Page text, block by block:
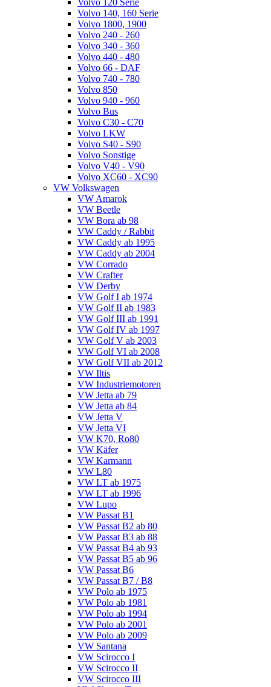
Volvo 120 Serie
Volvo 140, 160 Serie
Volvo 1800, 1900
Volvo 240 - 260
Volvo 340 - 360
Volvo 440 - 480
Volvo 66 - DAF
Volvo 740 - 780
Volvo 850
Volvo 940 - 960
Volvo Bus
Volvo C30 - C70
Volvo LKW
Volvo S40 - S90
Volvo Sonstige
Volvo V40 - V90
Volvo XC60 - XC90
VW Volkswagen
VW Amarok
VW Beetle
VW Bora ab 98
VW Caddy / Rabbit
VW Caddy ab 1995
VW Caddy ab 2004
VW Corrado
VW Crafter
VW Derby
VW Golf I ab 1974
VW Golf II ab 1983
VW Golf III ab 1991
VW Golf IV ab 1997
VW Golf V ab 2003
VW Golf VI ab 2008
VW Golf VII ab 2012
VW Iltis
VW Industriemotoren
VW Jetta ab 79
VW Jetta ab 84
VW Jetta V
VW Jetta VI
VW K70, Ro80
VW Käfer
VW Karmann
VW L80
VW LT ab 1975
VW LT ab 1996
VW Lupo
VW Passat B1
VW Passat B2 ab 80
VW Passat B3 ab 88
VW Passat B4 ab 93
VW Passat B5 ab 96
VW Passat B6
VW Passat B7 / B8
VW Polo ab 1975
VW Polo ab 1981
VW Polo ab 1994
VW Polo ab 2001
VW Polo ab 2009
VW Santana
VW Scirocco I
VW Scirocco II
VW Scirocco III